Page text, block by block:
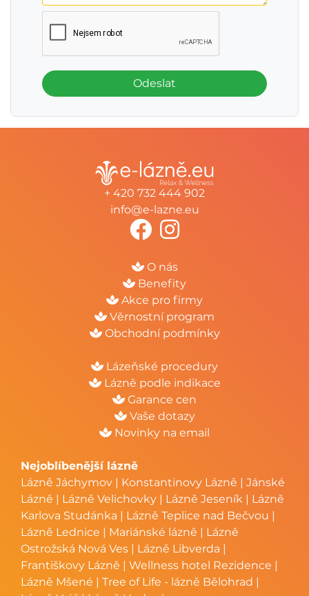
Odeslat
+ 420 732 444 902
info@e-lazne.eu
O nás
Benefity
Akce pro firmy
Věrnostní program
Obchodní podmínky
Lázeňské procedury
Lázně podle indikace
Garance cen
Vaše dotazy
Novinky na email
Nejoblíbenější lázně
Lázně Jáchymov | Konstantinovy Lázně | Jánské
Lázně | Lázně Velichovky | Lázně Jeseník | Lázně
Karlova Studánka | Lázně Teplice nad Bečvou |
Lázně Lednice | Mariánské lázně | Lázně
Ostrožská Nová Ves | Lázně Libverda |
Františkovy Lázně | Wellness hotel Rezidence |
Lázně Mšené | Tree of Life - lázně Bělohrad |